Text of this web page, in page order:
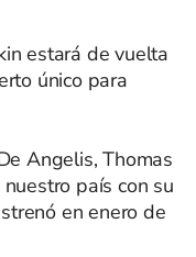
estará de vuelta
único para
Angelis, Thomas
país con su
en enero de